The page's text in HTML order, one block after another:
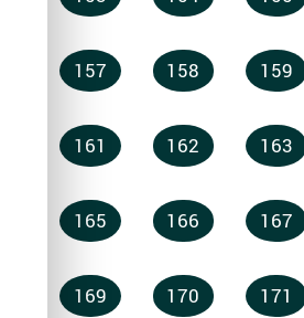
157 158 159
161 162 163
165 166 167
169 170 171